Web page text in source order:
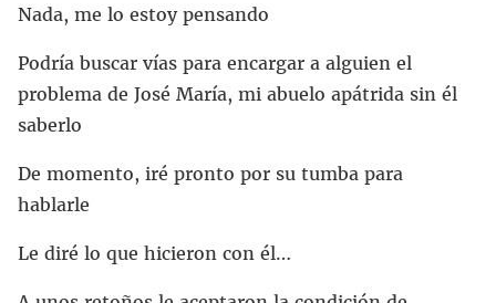
Nada, me lo estoy pensando
Podría buscar vías para encargar a alguien el
problema de José María, mi abuelo apátrida sin él
saberlo
De momento, iré pronto por su tumba para
hablarle
Le diré lo que hicieron con él…